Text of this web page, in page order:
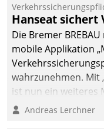
Hanseat sichert
Die Bremer
mobile Applikation
wahrzunehmen. Mit
ist nun ein weiteres
Einsatz.
Andreas Lerchner